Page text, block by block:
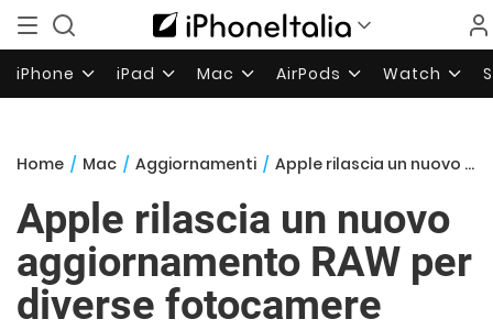
iPhone iPad Mac AirPods Watch
Home / Mac / Aggiornamenti / Apple rilascia un nuovo aggiornamento RAW per diverse fotocamere
Apple rilascia un nuovo
aggiornamento RAW per
diverse fotocamere